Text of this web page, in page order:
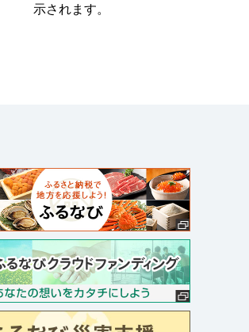
示されます。